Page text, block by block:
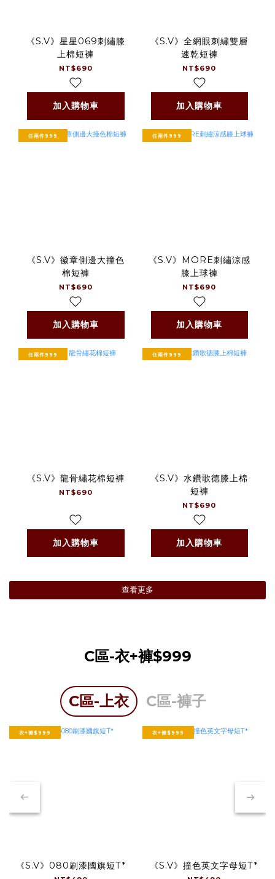
《S.V》星星069刺繡膝
上棉短褲
NT$690
加入購物車
《S.V》全網眼刺繡雙層
速乾短褲
NT$690
加入購物車
任兩件999
《S.V》徽章側邊大撞色
棉短褲
NT$690
加入購物車
任兩件999
《S.V》MORE刺繡涼感
膝上球褲
NT$690
加入購物車
任兩件999
《S.V》龍骨繡花棉短褲
NT$690
加入購物車
任兩件999
《S.V》水鑽歌德膝上棉
短褲
NT$690
加入購物車
查看更多
C區-衣+褲$999
C區-上衣 C區-褲子
衣+褲$999
《S.V》080刷漆國旗短T*
衣+褲$999
《S.V》撞色英文字母短T*